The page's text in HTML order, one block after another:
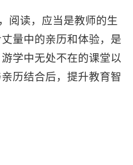
阅读，应当是教师的生
量中的亲历和体验，是
学中无处不在的课堂以
历结合后，提升教育智